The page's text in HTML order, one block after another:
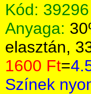
Kód: 39296
Anyaga:
elasztán,
1600 Ft=
Színek